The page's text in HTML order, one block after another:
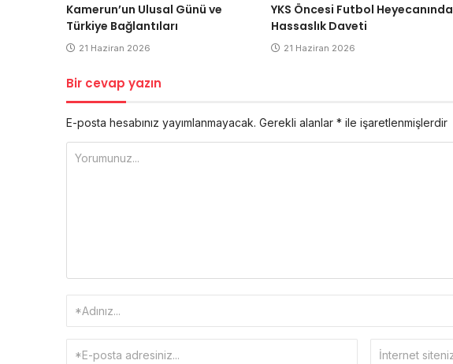
Kamerun’un Ulusal Günü ve
Türkiye Bağlantıları
21 Haziran 2026
YKS Öncesi Futbol Heyecanında
Hassaslık Daveti
21 Haziran 2026
Bir cevap yazın
E-posta hesabınız yayımlanmayacak. Gerekli alanlar * ile işaretlenmişlerdir